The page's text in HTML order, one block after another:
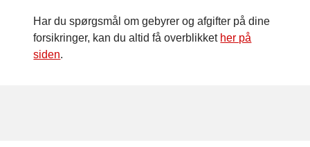
Har du spørgsmål om gebyrer og afgifter på dine
forsikringer, kan du altid få overblikket her på
siden.